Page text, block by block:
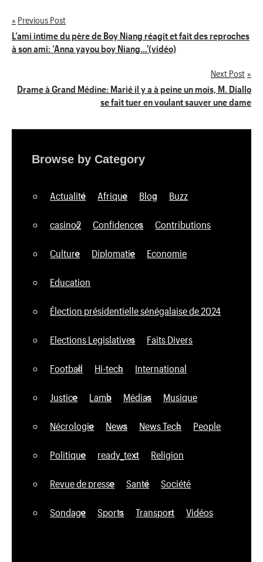
Navigation
de
Previous Post
L’ami intime du père de Boy Niang réagit et fait des reproches
à son ami: ‘Anna yayou boy Niang…'(vidéo)
Next Post
Drame à Grand Médine: Marié il y a à peine un mois, M. Diallo
se fait tuer en voulant sauver une dame
Browse by Category
Actualité Afrique Blog Buzz
casino2 Confidences Contributions
Culture Diplomatie Economie
Education
Élection présidentielle sénégalaise de 2024
Elections Legislatives Faits Divers
Football Hi-tech International
Justice Lamb Médias Musique
Nécrologie News News Tech People
Politique ready_text Religion
Revue de presse Santé Société
Sondage Sports Transport Vidéos